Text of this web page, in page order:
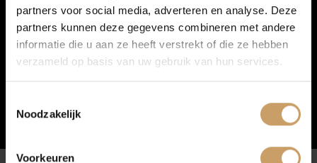
partners voor social media, adverteren en analyse. Deze
partners kunnen deze gegevens combineren met andere
informatie die u aan ze heeft verstrekt of die ze hebben
verzameld op basis van uw gebruik van hun services.
Noodzakelijk
Voorkeuren
Verkoop
Auto onderhoud
Over Autobedrijf De Baaij